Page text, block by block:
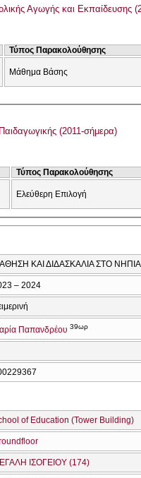
Αγωγής και Εκπαίδευσης
Τύπος Παρακολούθησης
Μάθημα Βάσης
(2011-σήμερα)
Τύπος Παρακολούθησης
Ελεύθερη Επιλογή
ΚΑΙ ΔΙΔΑΣΚΑΛΙΑ ΣΤΟ
– 2024
Παπανδρέου 39ωρ
of Education (Tower Building)
ΙΣΟΓΕΙΟΥ (174)